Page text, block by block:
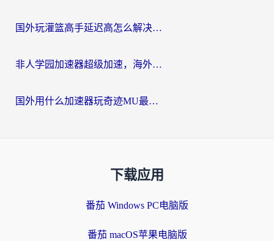
国外玩灌篮高手延迟高怎么解决？海外玩家国服游戏加速终极指南
非人学园加速器超级加速，海外玩家重返国服的通行证
国外用什么加速器玩奇迹MU最好？2026海外玩家国服游戏加速全攻略
下载应用
番茄 Windows PC电脑版
番茄 macOS苹果电脑版